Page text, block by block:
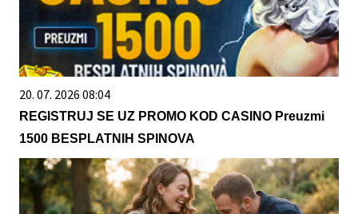
20. 07. 2026 08:04
REGISTRUJ SE UZ PROMO KOD CASINO Preuzmi
1500 BESPLATNIH SPINOVA